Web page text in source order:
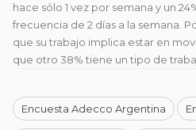
hace sólo 1 vez por semana y un
frecuencia de 2 días a la semana.
que su trabajo implica estar en
que otro 38% tiene un tipo de
Encuesta Adecco Argentina